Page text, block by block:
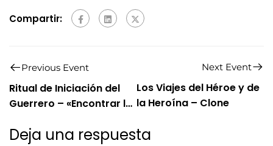
Compartir:
Previous Event
Ritual de Iniciación del
Guerrero – «Encontrar la
poder interno»
Next Event
Los Viajes del Héroe y de
la Heroína – Clone
Deja una respuesta